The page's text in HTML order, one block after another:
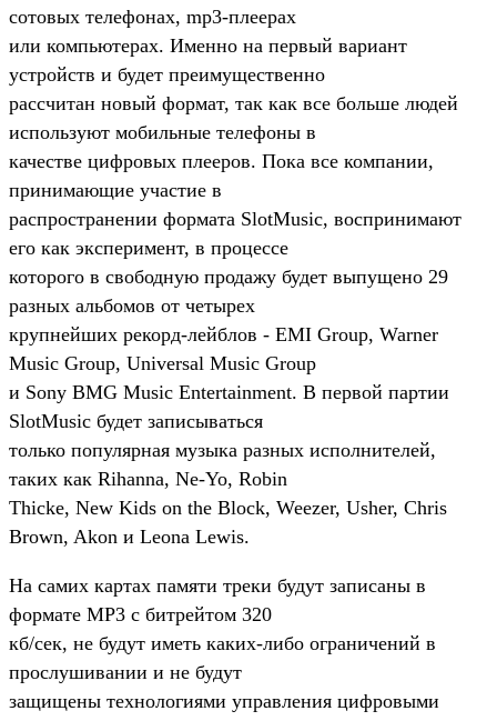
сотовых телефонах, mp3-плеерах
или компьютерах. Именно на первый вариант
устройств и будет преимущественно
рассчитан новый формат, так как все больше людей
используют мобильные телефоны в
качестве цифровых плееров. Пока все компании,
принимающие участие в
распространении формата SlotMusic, воспринимают
его как эксперимент, в процессе
которого в свободную продажу будет выпущено 29
разных альбомов от четырех
крупнейших рекорд-лейблов - EMI Group, Warner
Music Group, Universal Music Group
и Sony BMG Music Entertainment. В первой партии
SlotMusic будет записываться
только популярная музыка разных исполнителей,
таких как Rihanna, Ne-Yo, Robin
Thicke, New Kids on the Block, Weezer, Usher, Chris
Brown, Akon и Leona Lewis.
На самих картах памяти треки будут записаны в
формате MP3 с битрейтом 320
кб/сек, не будут иметь каких-либо ограничений в
прослушивании и не будут
защищены технологиями управления цифровыми